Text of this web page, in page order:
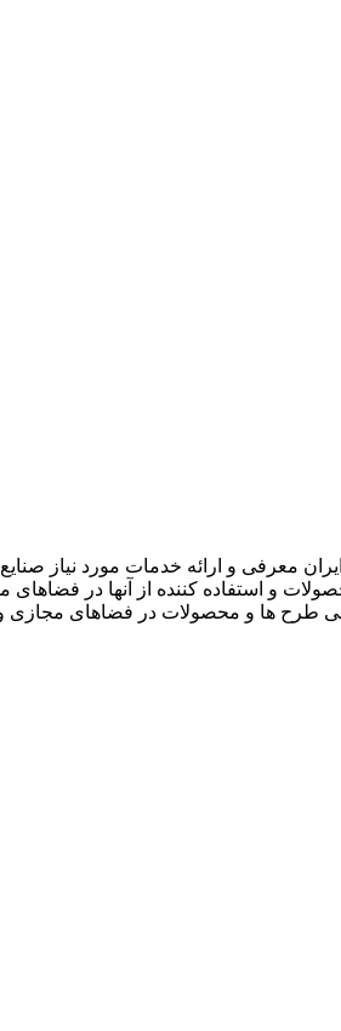
معرفی و ارائه خدمات مورد نیاز
و استفاده کننده از آنها در
طرح ها و محصولات در فضاهای مجازی